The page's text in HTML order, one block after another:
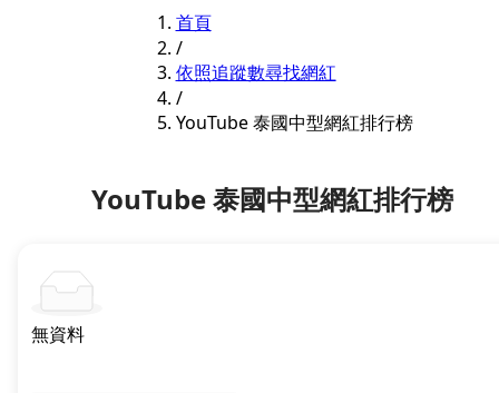
首頁
/
依照追蹤數尋找網紅
/
YouTube 泰國中型網紅排行榜
YouTube 泰國中型網紅排行榜
無資料